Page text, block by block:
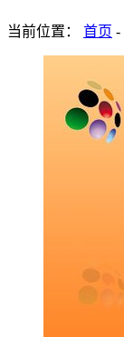
当前位置： 首页 -